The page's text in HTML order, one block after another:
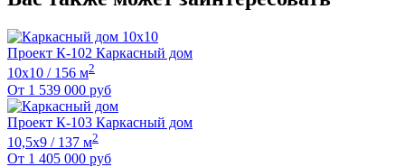
Проект К-102 Каркасный дом
10х10 / 156 м2
От 1 539 000 руб
Проект К-103 Каркасный дом
10,5х9 / 137 м2
От 1 405 000 руб